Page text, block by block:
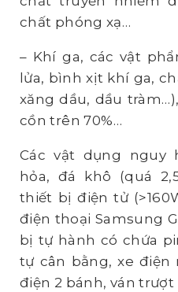
chất phóng xạ…
– Khí ga, các vật
lửa, bình xịt khí ga,
xăng dầu, dầu
cồn trên 70%…
Các vật dụng nguy
hỏa, đá khô (quá
thiết bị điện tử
điện thoại Samsung
bị tự hành có chứa
tự cân bằng, xe điện
điện 2 bánh, ván trượt